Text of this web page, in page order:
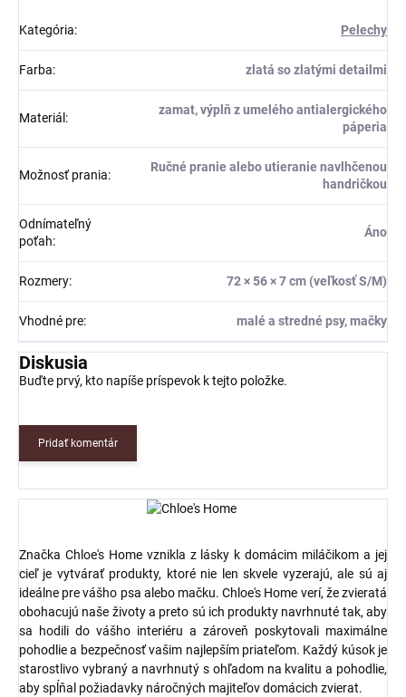
Kategória: Pelechy
Farba: zlatá so zlatými detailmi
Materiál :
zamat, výplň z umelého antialergického
páperia
Možnosť prania:
Ručné pranie alebo utieranie navlhčenou
handričkou
Odnímateľný
poťah:
Áno
Rozmery: 72 × 56 × 7 cm (veľkosť S/M)
Vhodné pre: malé a stredné psy, mačky
Diskusia
Buďte prvý, kto napíše príspevok k tejto položke.
Pridať komentár
Značka Chloe's Home vznikla z lásky k domácim miláčikom a jej
cieľ je vytvárať produkty, ktoré nie len skvele vyzerajú, ale sú aj
ideálne pre vášho psa alebo mačku. Chloe's Home verí, že zvieratá
obohacujú naše životy a preto sú ich produkty navrhnuté tak, aby
sa hodili do vášho interiéru a zároveň poskytovali maximálne
pohodlie a bezpečnosť vašim najlepším priateľom. Každý kúsok je
starostlivo vybraný a navrhnutý s ohľadom na kvalitu a pohodlie,
aby spĺňal požiadavky náročných majiteľov domácich zvierat.